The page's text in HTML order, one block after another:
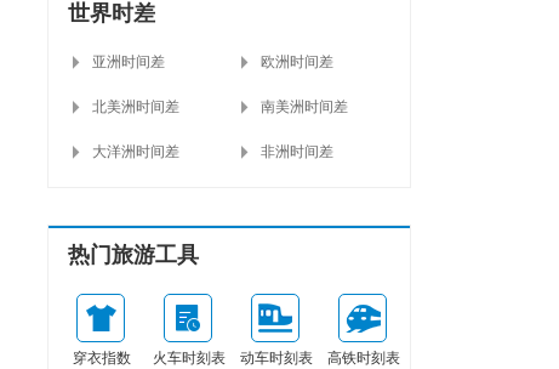
世界时差
亚洲时间差 欧洲时间差
北美洲时间差 南美洲时间差
大洋洲时间差 非洲时间差
热门旅游工具
穿衣指数 火车时刻表 动车时刻表 高铁时刻表